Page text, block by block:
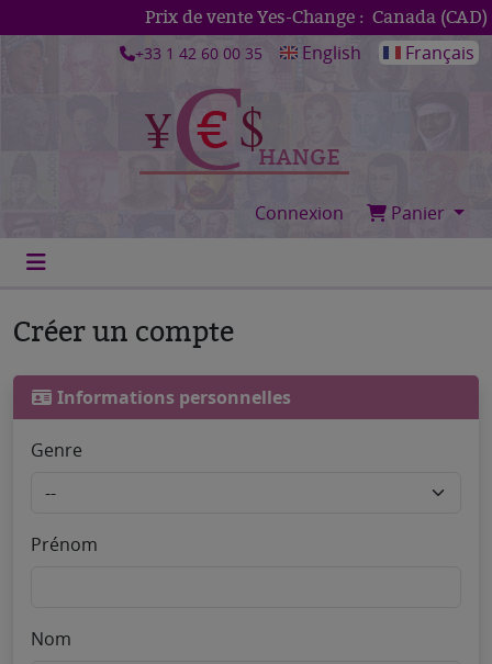
Prix de vente Yes-Change : Canada (CAD)
+33 1 42 60 00 35
English Français
Connexion Panier
Créer un compte
Informations personnelles
Genre
Prénom
Nom